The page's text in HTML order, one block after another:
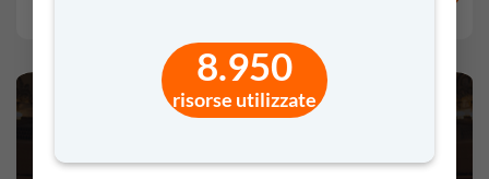
8.950
risorse utilizzate
Teatro e inclusione: sul palco contro le